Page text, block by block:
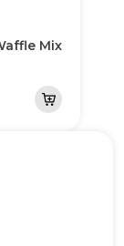
Mix